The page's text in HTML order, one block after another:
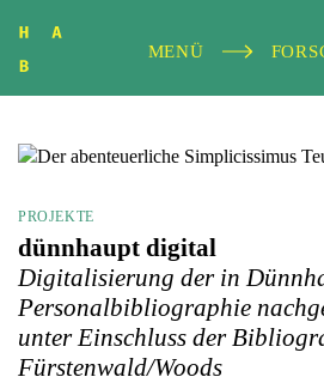
MENÜ
PROJEKTE
dünnhaupt digital
Digitalisierung der in
Personalbibliographie
unter Einschluss der
Fürstenwald/Woods